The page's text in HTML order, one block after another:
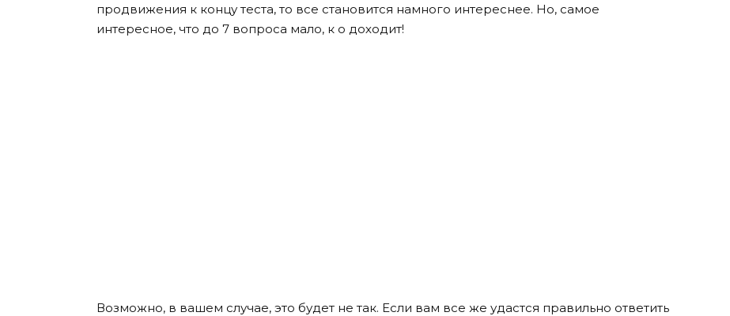
продвижения к концу теста, то все становится намного интереснее. Но, самое
интересное, что до 7 вопроса мало, к о доходит!
Возможно, в вашем случае, это будет не так. Если вам все же удастся правильно ответить